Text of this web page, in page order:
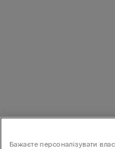
Бажаєте персоналізувати